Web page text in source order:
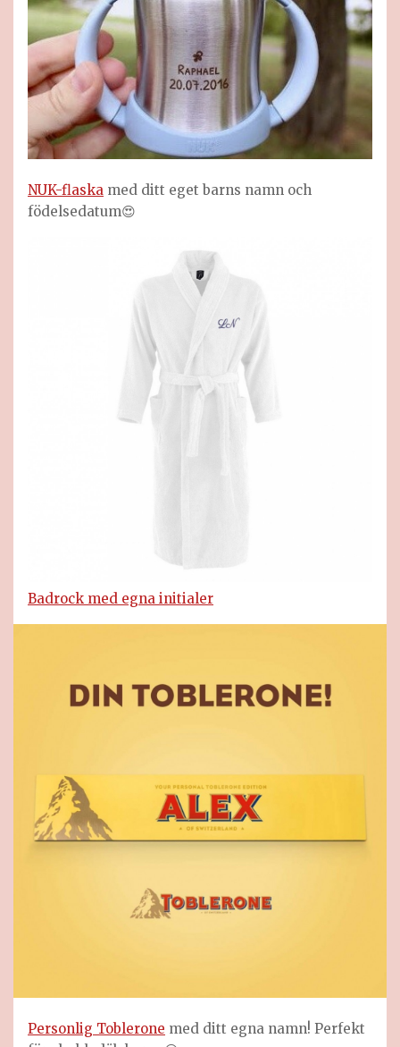
NUK-flaska med ditt eget barns namn och
födelsedatum😍
Badrock med egna initialer
Personlig Toblerone med ditt egna namn! Perfekt